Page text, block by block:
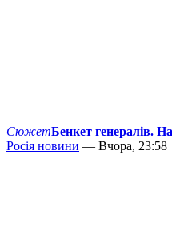
СюжетБенкет генералів.
Росія новини — Вчора, 23:58